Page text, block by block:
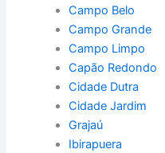
Campo Belo
Campo Grande
Campo Limpo
Capão Redondo
Cidade Dutra
Cidade Jardim
Grajaú
Ibirapuera